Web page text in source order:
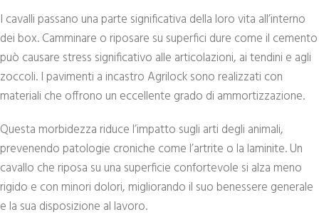
I cavalli passano una parte significativa della loro vita all’interno
dei box. Camminare o riposare su superfici dure come il cemento
può causare stress significativo alle articolazioni, ai tendini e agli
zoccoli. I pavimenti a incastro Agrilock sono realizzati con
materiali che offrono un eccellente grado di ammortizzazione.
Questa morbidezza riduce l’impatto sugli arti degli animali,
prevenendo patologie croniche come l’artrite o la laminite. Un
cavallo che riposa su una superficie confortevole si alza meno
rigido e con minori dolori, migliorando il suo benessere generale
e la sua disposizione al lavoro.